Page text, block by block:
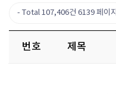
Total 107,406건 6139 페이지
번호 제목